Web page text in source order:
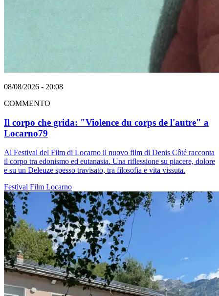
08/08/2026 - 20:08
COMMENTO
Il corpo che grida: "Violence du corps de l'autre" a
Locarno79
Al Festival del Film di Locarno il nuovo film di Denis Côté racconta
il corpo tra edonismo ed eutanasia. Una riflessione su piacere, dolore
e su un Deleuze spesso travisato, tra filosofia e vita vissuta.
Festival Film Locarno